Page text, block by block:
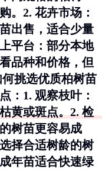
。2. 花卉市场 ：
出售，适合少量
平台 ：部分本地
品种和价格，但
挑选优质柏树苗
：1. 观察枝叶：
黄或斑点。2. 检
树苗更容易成
择合适树龄的树
年苗适合快速绿